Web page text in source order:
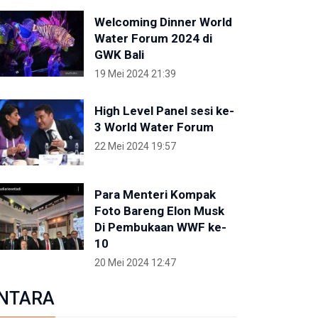
Welcoming Dinner World
Water Forum 2024 di
GWK Bali
19 Mei 2024 21:39
High Level Panel sesi ke-
3 World Water Forum
22 Mei 2024 19:57
Para Menteri Kompak
Foto Bareng Elon Musk
Di Pembukaan WWF ke-
10
20 Mei 2024 12:47